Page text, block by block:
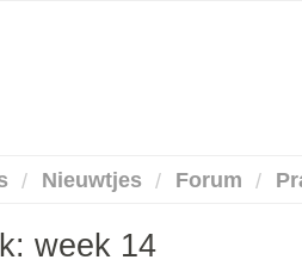
Nieuwtjes Forum
week 14